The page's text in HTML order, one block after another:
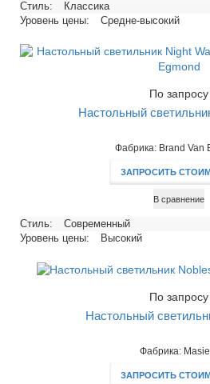
Стиль:
Классика
Уровень цены:
Средне-высокий
По запросу
Настольный
Фабрика: Brand Van
ЗАПРОСИТЬ
В сравнение
Стиль:
Современный
Уровень цены:
Высокий
По запросу
Настольный
Фабрика:
ЗАПРОСИТЬ